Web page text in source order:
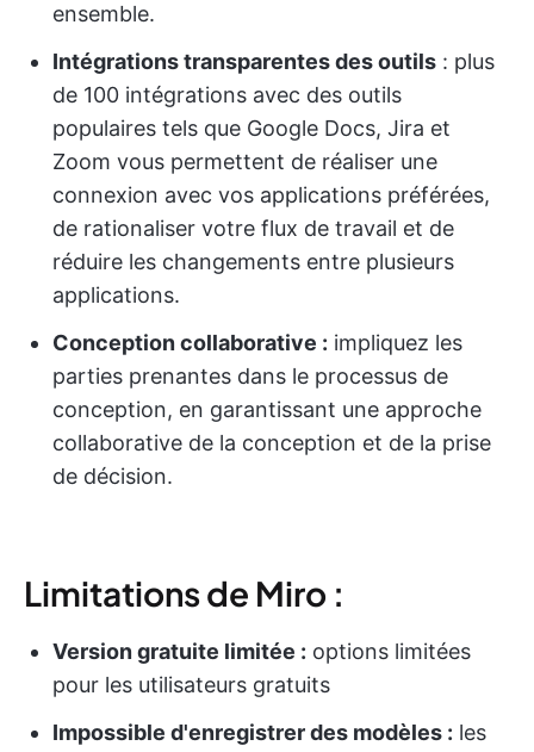
ensemble.
Intégrations transparentes des outils : plus
de 100 intégrations avec des outils
populaires tels que Google Docs, Jira et
Zoom vous permettent de réaliser une
connexion avec vos applications préférées,
de rationaliser votre flux de travail et de
réduire les changements entre plusieurs
applications.
Conception collaborative : impliquez les
parties prenantes dans le processus de
conception, en garantissant une approche
collaborative de la conception et de la prise
de décision.
Limitations de Miro :
Version gratuite limitée : options limitées
pour les utilisateurs gratuits
Impossible d'enregistrer des modèles : les